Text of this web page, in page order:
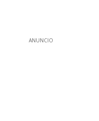
ANUNCIO